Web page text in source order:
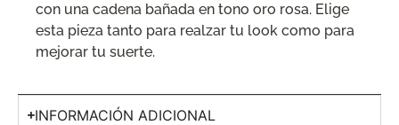
con una cadena bañada en tono oro rosa. Elige
esta pieza tanto para realzar tu look como para
mejorar tu suerte.
INFORMACIÓN ADICIONAL